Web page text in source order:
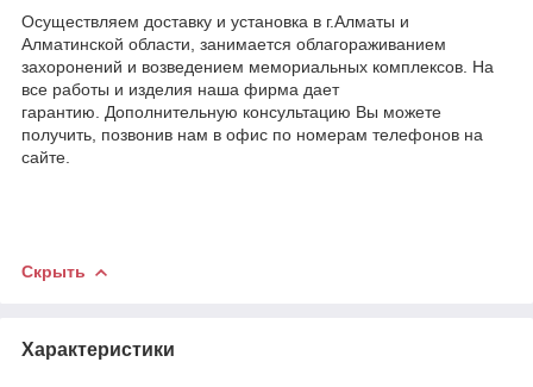
Осуществляем доставку и установка в г.Алматы и
Алматинской области, занимается облагораживанием
захоронений и возведением мемориальных комплексов. На
все работы и изделия наша фирма дает
гарантию. Дополнительную консультацию Вы можете
получить, позвонив нам в офис по номерам телефонов на
сайте.
Скрыть
Характеристики